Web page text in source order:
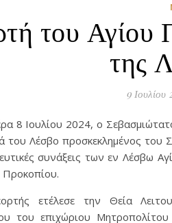
του Αγίου
της
9 Ιουλίου
8 Ιουλίου 2024, ο
του Λέσβο προσκεκλημένος
συνάξεις των εν Λέσβω
ετέλεσε την Θεία
του επιχώριου